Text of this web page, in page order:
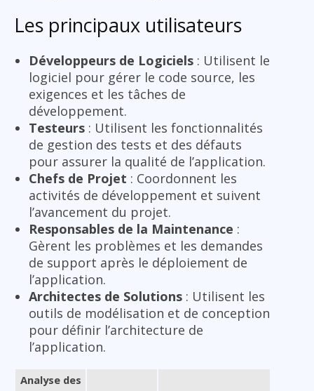
Les principaux utilisateurs
Développeurs de Logiciels : Utilisent le
logiciel pour gérer le code source, les
exigences et les tâches de
développement.
Testeurs : Utilisent les fonctionnalités
de gestion des tests et des défauts
pour assurer la qualité de l’application.
Chefs de Projet : Coordonnent les
activités de développement et suivent
l’avancement du projet.
Responsables de la Maintenance :
Gèrent les problèmes et les demandes
de support après le déploiement de
l’application.
Architectes de Solutions : Utilisent les
outils de modélisation et de conception
pour définir l’architecture de
l’application.
Analyse des